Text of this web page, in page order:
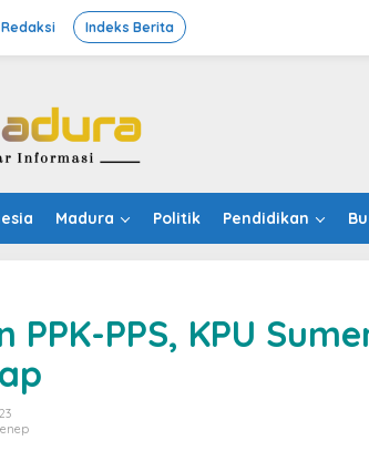
Redaksi Indeks Berita
Madura Politik Pendidikan
PPK-PPS, KPU